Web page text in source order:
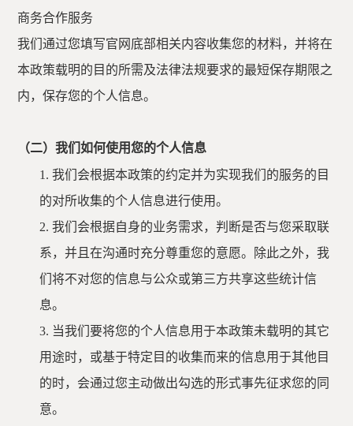
商务合作服务
我们通过您填写官网 底部相关内容收集您的材料，并将在
本政策载明的目的所需及法律法规要求的最短保存期限之
内，保存您的个人信息。
（二）我们如何使用您的个人信息
1.我们会根据本政策的约定并为实现我们的服务的目
的对所收集的个人信息进行使用。
2.我们会根据自身的业务需求，判断是否与您采取联
系，并且在沟通时充分尊重您的意愿。 除此之外，我
们将不对您的信息与公众或第三方共享这些统计信
息。
3. 当我们要将您的个人信息用于本政策未载明的其它
用途时，或基于特定目的收集而来的信息用于其他目
的时，会通过您主动做出勾选的形式事先征求您的同
意。